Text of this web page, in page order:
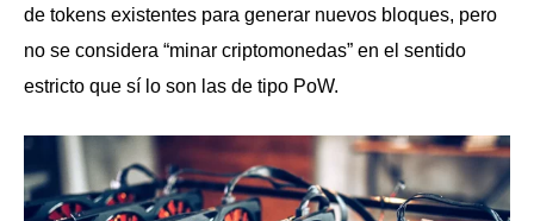
de tokens existentes para generar nuevos bloques, pero
no se considera “minar criptomonedas” en el sentido
estricto que sí lo son las de tipo PoW.